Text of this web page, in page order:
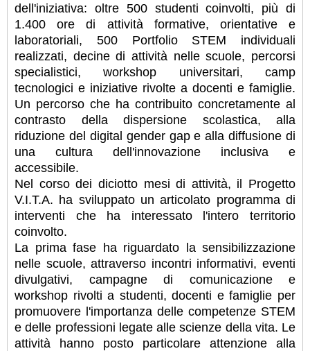
dell'iniziativa: oltre 500 studenti coinvolti, più di
1.400 ore di attività formative, orientative e
laboratoriali, 500 Portfolio STEM individuali
realizzati, decine di attività nelle scuole, percorsi
specialistici, workshop universitari, camp
tecnologici e iniziative rivolte a docenti e famiglie.
Un percorso che ha contribuito concretamente al
contrasto della dispersione scolastica, alla
riduzione del digital gender gap e alla diffusione di
una cultura dell'innovazione inclusiva e
accessibile.
Nel corso dei diciotto mesi di attività, il Progetto
V.I.T.A. ha sviluppato un articolato programma di
interventi che ha interessato l'intero territorio
coinvolto.
La prima fase ha riguardato la sensibilizzazione
nelle scuole, attraverso incontri informativi, eventi
divulgativi, campagne di comunicazione e
workshop rivolti a studenti, docenti e famiglie per
promuovere l'importanza delle competenze STEM
e delle professioni legate alle scienze della vita. Le
attività hanno posto particolare attenzione alla